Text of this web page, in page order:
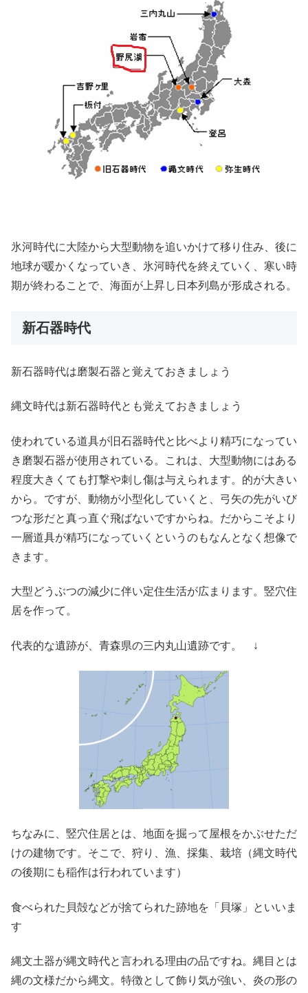
氷河時代に大陸から大型動物を追いかけて移り住み、後に
地球が暖かくなっていき、氷河時代を終えていく、寒い時
期が終わることで、海面が上昇し日本列島が形成される。
新石器時代
新石器時代は磨製石器と覚えておきましょう
縄文時代は新石器時代とも覚えておきましょう
使われている道具が旧石器時代と比べより精巧になってい
き磨製石器が使用されている。これは、大型動物にはある
程度大きくても打撃や刺し傷は与えられます。的が大きい
から。ですが、動物が小型化していくと、弓矢の先がいび
つな形だと真っ直ぐ飛ばないですからね。だからこそより
一層道具が精巧になっていくというのもなんとなく想像で
きます。
大型どうぶつの減少に伴い定住生活が広まります。竪穴住
居を作って。
代表的な遺跡が、青森県の三内丸山遺跡です。 ↓
ちなみに、竪穴住居とは、地面を掘って屋根をかぶせただ
けの建物です。そこで、狩り、漁、採集、栽培（縄文時代
の後期にも稲作は行われています）
食べられた貝殻などが捨てられた跡地を「貝塚」といいま
す
縄文土器が縄文時代と言われる理由の品ですね。縄目とは
縄の文様だから縄文。特徴として飾り気が強い、炎の形の